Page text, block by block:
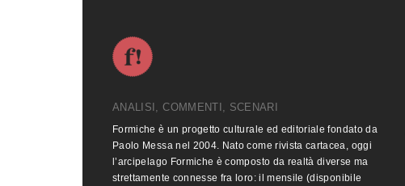
ANALISI, COMMENTI, SCENARI
Formiche è un progetto culturale ed editoriale fondato da
Paolo Messa nel 2004. Nato come rivista cartacea, oggi
l’arcipelago Formiche è composto da realtà diverse ma
strettamente connesse fra loro: il mensile (disponibile